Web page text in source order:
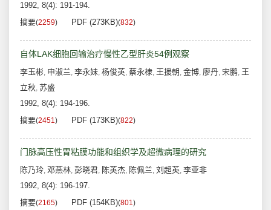
1992, 8(4): 191-194.
摘要(2259) PDF (273KB)(832)
自体LAK细胞回输治疗慢性乙型肝炎54例观察
李玉彬, 申淑兰, 李永妹, 杨俊英, 蔡永棣, 王援朝 , 金博, 廖丹, 宋鹏, 王
立秋, 苏盛
1992, 8(4): 194-196.
摘要(2451) PDF (173KB)(822)
门脉高压性胃粘膜功能和组织学及超微病理的研究
陈乃玲, 邓燕林, 彭晓君, 陈英杰, 陈佩兰, 刘超英, 李亚非
1992, 8(4): 196-197.
摘要(2165) PDF (154KB)(801)